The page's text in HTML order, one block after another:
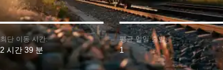
최단 이동 시간:
2 시간 39 분
평균 일일 출발:
1